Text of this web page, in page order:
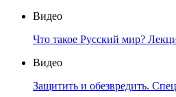
Видео
Что такое Русский мир?
Видео
Защитить и обезвредить.